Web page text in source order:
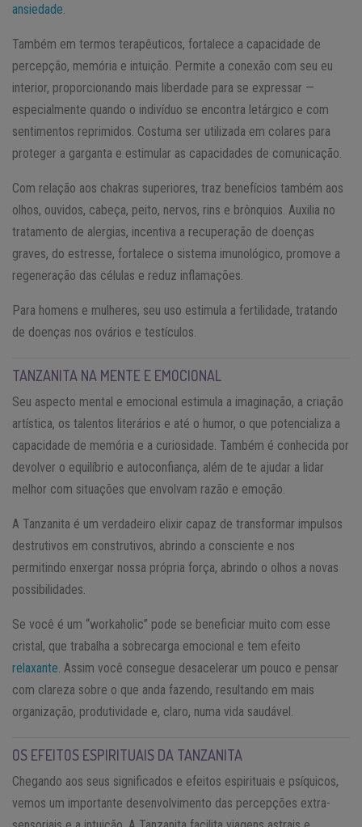
ansiedade
Também em termos terapêuticos, fortalece a capacidade de
percepção, memória e intuição. Permite a conexão com seu eu
interior, proporcionando mais liberdade para se expressar —
especialmente quando o indivíduo se encontra letárgico e com
sentimentos reprimidos. Costuma ser utilizada em colares para
proteger a garganta e estimular as capacidades de comunicação.
Com relação aos chakras superiores, traz benefícios também aos
olhos, ouvidos, cabeça, peito, nervos, rins e brônquios. Auxilia no
tratamento de alergias, incentiva a recuperação de doenças
graves, do estresse, fortalece o sistema imunológico, promove a
regeneração das células e reduz inflamações.
Para homens e mulheres, seu uso estimula a fertilidade, tratando
de doenças nos ovários e testículos.
TANZANITA NA MENTE E EMOCIONAL
Seu aspecto mental e emocional estimula a imaginação, a criação
artística, os talentos literários e até o humor, o que potencializa a
capacidade de memória e a curiosidade. Também é conhecida por
devolver o equilíbrio e autoconfiança, além de te ajudar a lidar
melhor com situações que envolvam razão e emoção.
A Tanzanita é um verdadeiro elixir capaz de transformar impulsos
destrutivos em construtivos, abrindo a consciente e nos
permitindo enxergar nossa própria força, abrindo o olhos a novas
possibilidades.
Se você é um “workaholic” pode se beneficiar muito com esse
cristal, que trabalha a sobrecarga emocional e tem efeito
relaxante . Assim você consegue desacelerar um pouco e pensar
com clareza sobre o que anda fazendo, resultando em mais
organização, produtividade e, claro, numa vida saudável.
OS EFEITOS ESPIRITUAIS DA TANZANITA
Chegando aos seus significados e efeitos espirituais e psíquicos,
vemos um importante desenvolvimento das percepções extra-